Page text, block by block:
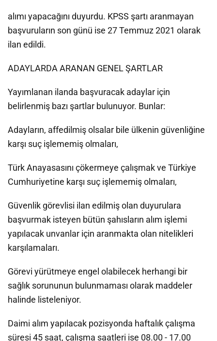
alımı yapacağını duyurdu. KPSS şartı aranmayan
başvuruların son günü ise 27 Temmuz 2021 olarak
ilan edildi.
ADAYLARDA ARANAN GENEL ŞARTLAR
Yayımlanan ilanda başvuracak adaylar için
belirlenmiş bazı şartlar bulunuyor. Bunlar:
Adayların, affedilmiş olsalar bile ülkenin güvenliğine
karşı suç işlememiş olmaları,
Türk Anayasasını çökermeye çalışmak ve Türkiye
Cumhuriyetine karşı suç işlememiş olmaları,
Güvenlik görevlisi ilan edilmiş olan duyurulara
başvurmak isteyen bütün şahısların alım işlemi
yapılacak unvanlar için aranmakta olan nitelikleri
karşılamaları.
Görevi yürütmeye engel olabilecek herhangi bir
sağlık sorununun bulunmaması olarak maddeler
halinde listeleniyor.
Daimi alım yapılacak pozisyonda haftalık çalışma
süresi 45 saat, çalışma saatleri ise 08.00 - 17.00